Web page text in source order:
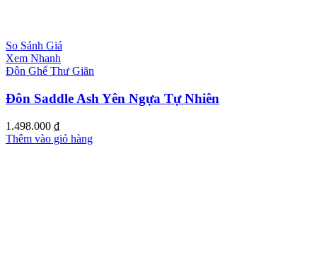
So Sánh Giá
Xem Nhanh
Đôn Ghế Thư Giãn
Đôn Saddle Ash Yên Ngựa Tự Nhiên
1.498.000 ₫
Thêm vào giỏ hàng